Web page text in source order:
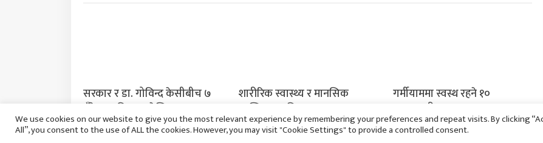
सरकार र डा. गोविन्द केसीबीच ७
बुँदे सहमति, आजदेखि अनशन अन्त्य
सोमबार ११ साउन, २०८३
शारीरिक स्वास्थ्य र मानसिक
शान्तिका लागि ध्यान
बिहिबार २५ असार, २०८३
गर्मीयाममा स्वस्थ रहने १०
प्रभावकारी उपाय
मङ्गलबार २३ असार, २०८३
We use cookies on our website to give you the most relevant experience by remembering your preferences and repeat visits. By clicking
All”, you consent to the use of ALL the cookies. However, you may visit "Cookie Settings" to provide a controlled consent.